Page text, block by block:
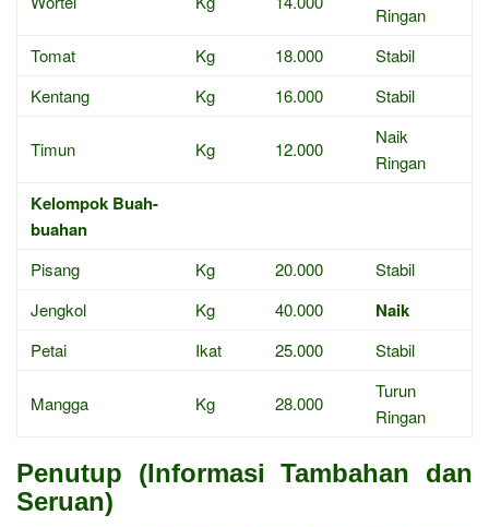
Ringan
Tomat
Kg 18.000
Stabil
Kentang
Kg 16.000 Stabil
Timun Kg 12.000
Naik
Ringan
Kelompok Buah-
buahan
Pisang Kg 20.000
Stabil
Jengkol
Kg 40.000 Naik
Petai Ikat 25.000 Stabil
Mangga Kg 28.000
Turun
Ringan
Penutup (Informasi Tambahan dan
Seruan)